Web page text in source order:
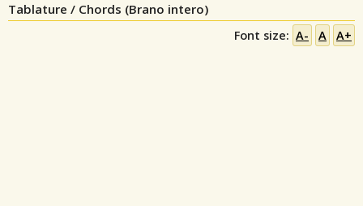
Tablature / Chords (Brano intero)
Font size: A- A A+